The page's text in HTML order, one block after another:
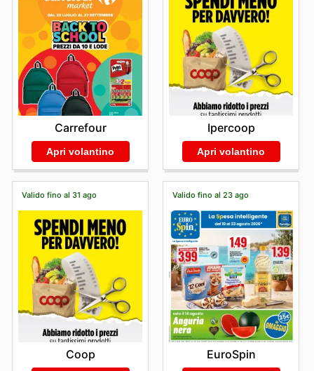
Carrefour
Apri volantino
Ipercoop
Apri volantino
Valido fino al 31 ago
Coop
Valido fino al 23 ago
EuroSpin